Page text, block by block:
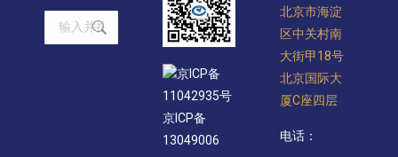
Search:
京ICP备
11042935号
京ICP备
13049006
北京市海淀
区中关村南
大街甲18号
北京国际大
厦C座四层
电话：